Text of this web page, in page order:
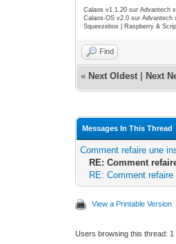
Calaos v1.1.20 sur Advantech
Calaos-OS v2.0 sur Advantech
Squeezebox | Raspberry &
Find
« Next Oldest Next
Messages In This Thread
Comment refaire une
RE: Comment
RE: Comment
View a Printable Version
Users browsing this thread: